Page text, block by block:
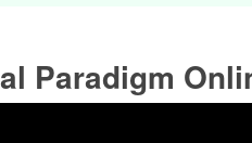
Paradigm